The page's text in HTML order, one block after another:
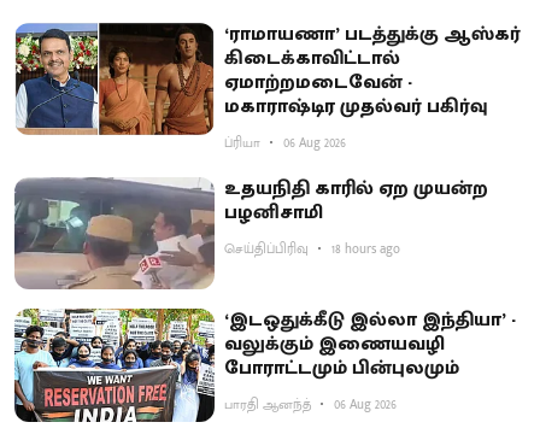
‘ராமாயணா’ படத்துக்கு ஆஸ்கர்
கிடைக்காவிட்டால்
ஏமாற்றமடைவேன் -
மகாராஷ்டிர முதல்வர் பகிர்வு
ப்ரியா 06 Aug 2026
உதயநிதி காரில் ஏற முயன்ற
பழனிசாமி
செய்திப்பிரிவு 18 hours ago
‘இடஒதுக்கீடு இல்லா இந்தியா’ -
வலுக்கும் இணையவழி
போராட்டமும் பின்புலமும்
பாரதி ஆனந்த் 06 Aug 2026